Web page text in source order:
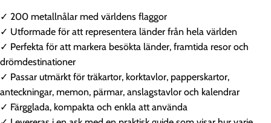
✓ 200 metallnålar med världens flaggor
✓ Utformade för att representera länder från hela världen
✓ Perfekta för att markera besökta länder, framtida resor och
drömdestinationer
✓ Passar utmärkt för träkartor, korktavlor, papperskartor,
anteckningar, memon, pärmar, anslagstavlor och kalendrar
✓ Färgglada, kompakta och enkla att använda